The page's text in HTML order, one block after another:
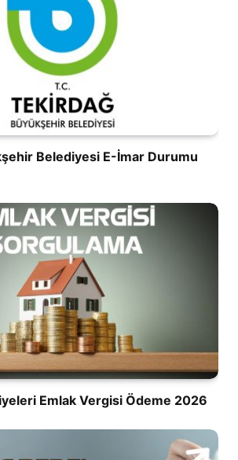
Belediyesi E-İmar Durumu
Emlak Vergisi Ödeme 2026